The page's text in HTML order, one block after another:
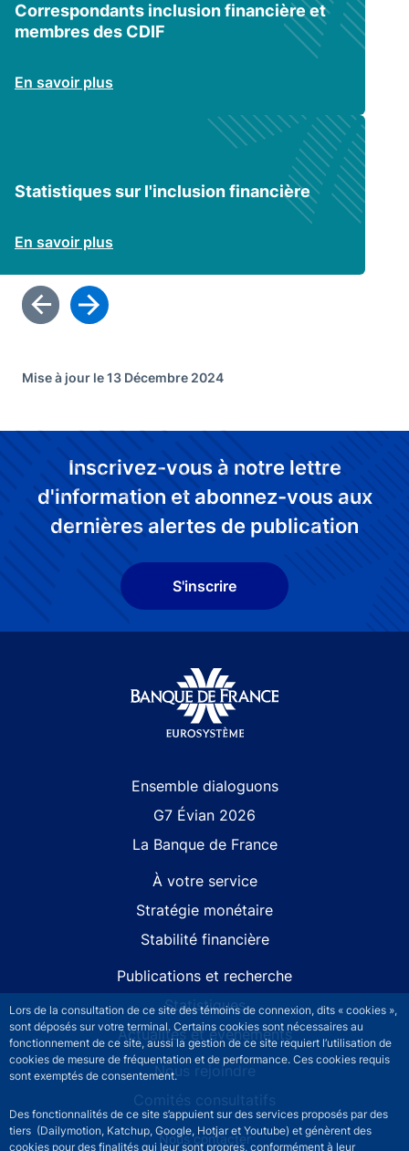
Lors de la consultation de ce site des témoins de connexion, dits « cookies »,
sont déposés sur votre terminal. Certains cookies sont nécessaires au
fonctionnement de ce site, aussi la gestion de ce site requiert l’utilisation de
cookies de mesure de fréquentation et de performance. Ces cookies requis
sont exemptés de consentement.
Des fonctionnalités de ce site s’appuient sur des services proposés par des
tiers (Dailymotion, Katchup, Google, Hotjar et Youtube) et génèrent des
cookies pour des finalités qui leur sont propres, conformément à leur
Correspondants inclusion financière et
membres des CDIF
En savoir plus
Statistiques sur l'inclusion financière
En savoir plus
Mise à jour le 13 Décembre 2024
Inscrivez-vous à notre lettre
d'information et abonnez-vous aux
dernières alertes de publication
S'inscrire
Ensemble dialoguons
G7 Évian 2026
La Banque de France
À votre service
Stratégie monétaire
Stabilité financière
Publications et recherche
Statistiques
Actualités et événements
Nous rejoindre
Comités consultatifs
Footer secondary menuNous contacter